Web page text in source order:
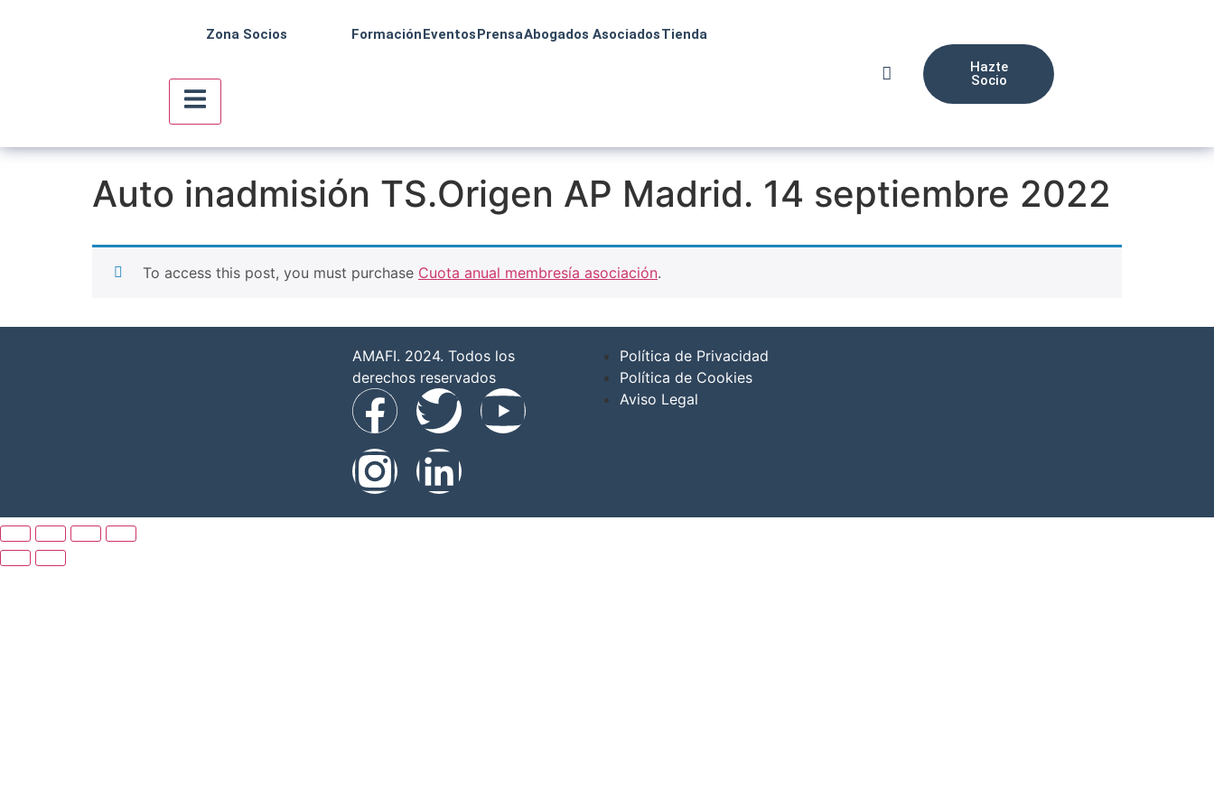
Zona Socios FormaciónEventosPrensaAbogados AsociadosTienda
Menú conmutador hamburguesa
Hazte
Socio
Auto inadmisión TS.Origen AP Madrid. 14 septiembre 2022
To access this post, you must purchase Cuota anual membresía asociación.
AMAFI. 2024. Todos los
derechos reservados
Política de Privacidad
Política de Cookies
Aviso Legal